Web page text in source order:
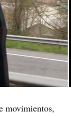
movimientos,